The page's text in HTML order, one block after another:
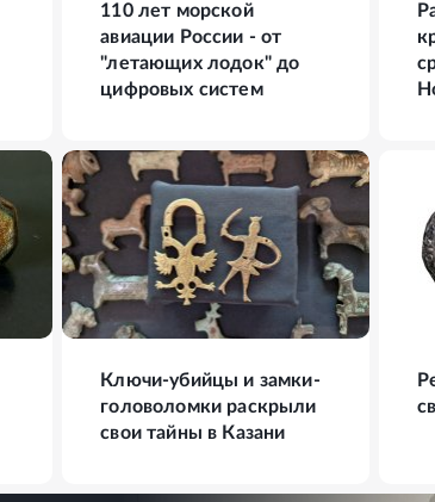
110 лет морской
авиации России - от
"летающих лодок" до
цифровых систем
19ФОТО
Ключи-убийцы и замки-
головоломки раскрыли
свои тайны в Казани